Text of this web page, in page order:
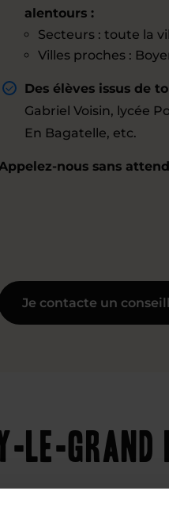
alentours :
Secteurs : toute la
Villes proches :
Des élèves issus de
Gabriel Voisin, lycée
En Bagatelle, etc.
nous sans
Je contacte un
le-